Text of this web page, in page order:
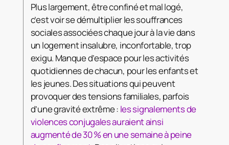
Plus largement, être confiné et mal logé,
c’est voir se démultiplier les souffrances
sociales associées chaque jour à la vie dans
un logement insalubre, inconfortable, trop
exigu. Manque d’espace pour les activités
quotidiennes de chacun, pour les enfants et
les jeunes. Des situations qui peuvent
provoquer des tensions familiales, parfois
d’une gravité extrême : les signalements de
violences conjugales auraient ainsi
augmenté de 30 % en une semaine à peine